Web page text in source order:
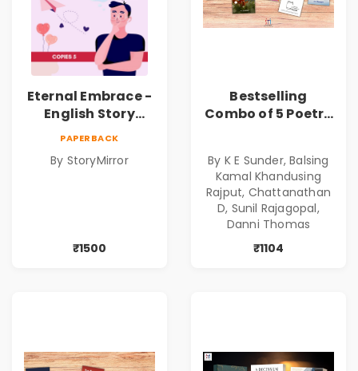
Eternal Embrace -
English Story
Copies
PAPERBACK
By StoryMirror
₹1500
Bestselling
Combo of 5 Poetry
By K E Sunder, Balsing
Kamal Khandusing
Rajput, Chattanathan
D, Sunil Rajagopal,
Danni Thomas
₹1104